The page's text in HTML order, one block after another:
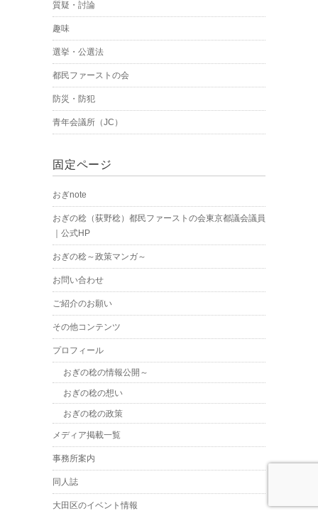
質疑・討論
趣味
選挙・公選法
都民ファーストの会
防災・防犯
青年会議所（JC）
固定ページ
おぎnote
おぎの稔（荻野稔）都民ファーストの会東京都議会議員
｜公式HP
おぎの稔～政策マンガ～
お問い合わせ
ご紹介のお願い
その他コンテンツ
プロフィール
おぎの稔の情報公開～
おぎの稔の想い
おぎの稔の政策
メディア掲載一覧
事務所案内
同人誌
大田区のイベント情報